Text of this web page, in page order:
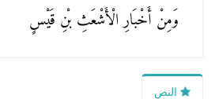
وَمِنْ أَخْبَارِ الْأَشْعَثِ بْنِ قَيْسٍ
النص